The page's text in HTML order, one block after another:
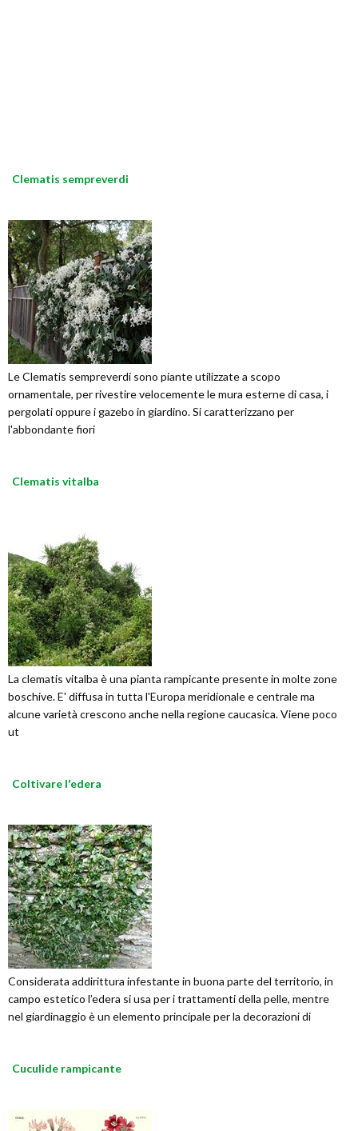
Clematis sempreverdi
Le Clematis sempreverdi sono piante utilizzate a scopo
ornamentale, per rivestire velocemente le mura esterne di casa, i
pergolati oppure i gazebo in giardino. Si caratterizzano per
l'abbondante fiori
Clematis vitalba
La clematis vitalba è una pianta rampicante presente in molte zone
boschive. E' diffusa in tutta l'Europa meridionale e centrale ma
alcune varietà crescono anche nella regione caucasica. Viene poco
ut
Coltivare l'edera
Considerata addirittura infestante in buona parte del territorio, in
campo estetico l’edera si usa per i trattamenti della pelle, mentre
nel giardinaggio è un elemento principale per la decorazioni di
Cuculide rampicante